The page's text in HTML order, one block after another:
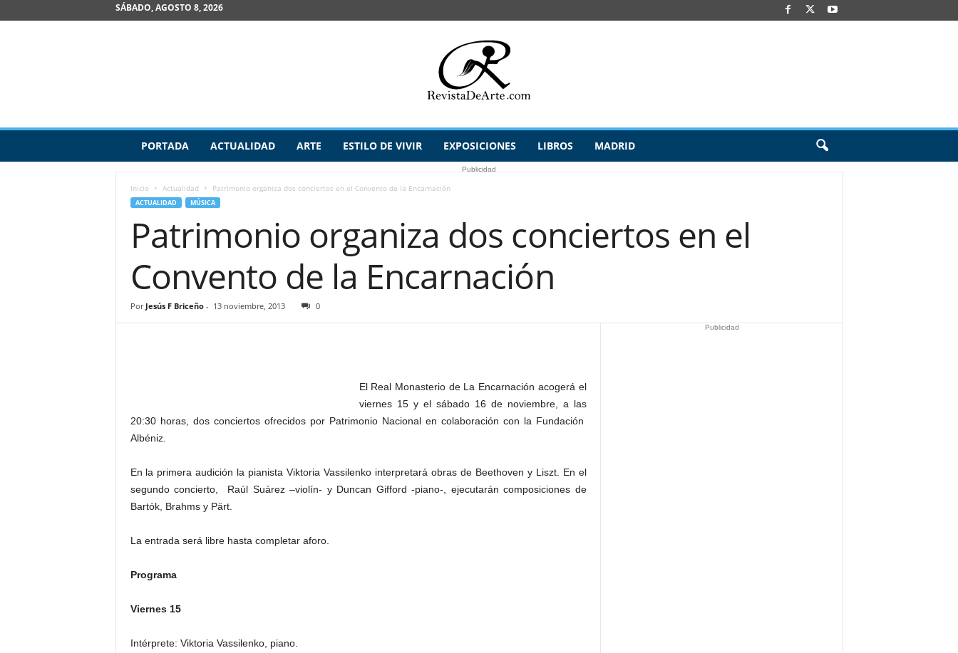
SÁBADO, AGOSTO 8, 2026
v
PORTADA ACTUALIDAD ARTE ESTILO DE VIVIR EXPOSICIONES LIBROS MADRID
Publicidad
Inicio Actualidad Patrimonio organiza dos conciertos en el Convento de la Encarnación
ACTUALIDAD MÚSICA
Patrimonio organiza dos conciertos en el
Convento de la Encarnación
Por Jesús F Briceño- 13 noviembre, 2013 0
El Real Monasterio de La Encarnación acogerá el
viernes 15 y el sábado 16 de noviembre, a las
20:30 horas, dos conciertos ofrecidos por Patrimonio Nacional en colaboración con la Fundación
Albéniz.
En la primera audición la pianista Viktoria Vassilenko interpretará obras de Beethoven y Liszt. En el
segundo concierto, Raúl Suárez –violín- y Duncan Gifford -piano-, ejecutarán composiciones de
Bartók, Brahms y Pärt.
La entrada será libre hasta completar aforo.
Programa
Viernes 15
Intérprete: Viktoria Vassilenko, piano.
Publicidad